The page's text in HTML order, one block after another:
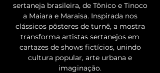
sertaneja brasileira, de Tônico e Tinoco
a Maiara e Maraisa. Inspirada nos
clássicos pôsteres de turnê, a mostra
transforma artistas sertanejos em
cartazes de shows fictícios, unindo
cultura popular, arte urbana e
imaginação.